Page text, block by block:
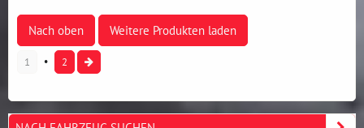
Nach oben Weitere Produkten laden
1 2